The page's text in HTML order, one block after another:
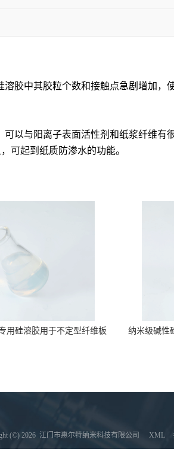
溶胶中其胶粒个数和接触点急剧增加，
以与阳离子表面活性剂和纸浆纤维
可起到纸质防渗水的功能。
用硅溶胶用于不定型纤维板
纳米级碱性
(©) 2026 江门市惠尔特纳米科技有限公司 XML